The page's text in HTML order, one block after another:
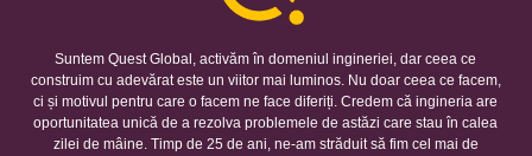
Suntem Quest Global, activăm în domeniul ingineriei, dar ceea ce
construim cu adevărat este un viitor mai luminos. Nu doar ceea ce facem,
ci și motivul pentru care o facem ne face diferiți. Credem că ingineria are
oportunitatea unică de a rezolva problemele de astăzi care stau în calea
zilei de mâine. Timp de 25 de ani, ne-am străduit să fim cel mai de